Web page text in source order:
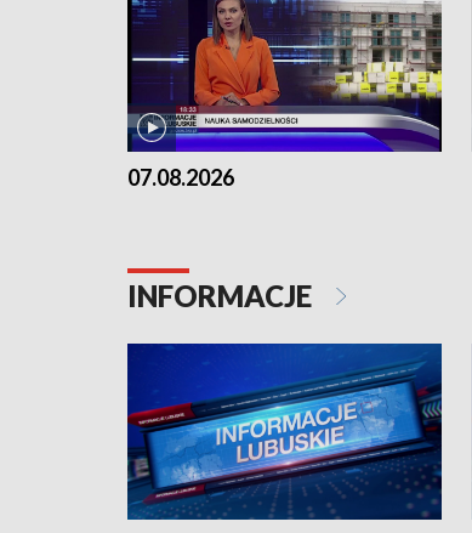
07.08.2026
INFORMACJE